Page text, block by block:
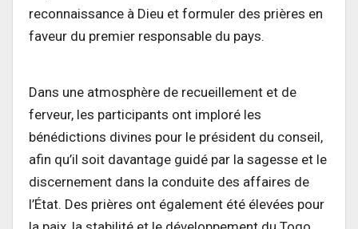
reconnaissance à Dieu et formuler des prières en
faveur du premier responsable du pays.
Dans une atmosphère de recueillement et de
ferveur, les participants ont imploré les
bénédictions divines pour le président du conseil,
afin qu’il soit davantage guidé par la sagesse et le
discernement dans la conduite des affaires de
l’État. Des prières ont également été élevées pour